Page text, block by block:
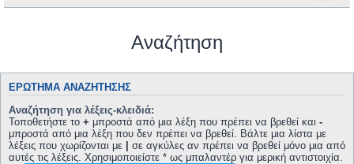
Αναζήτηση
ΕΡΏΤΗΜΑ ΑΝΑΖΉΤΗΣΗΣ
Αναζήτηση για λέξεις-κλειδιά:
Τοποθετήστε το + μπροστά από μια λέξη που πρέπει να βρεθεί και -
μπροστά από μια λέξη που δεν πρέπει να βρεθεί. Βάλτε μια λίστα με
λέξεις που χωρίζονται με | σε αγκύλες αν πρέπει να βρεθεί μόνο μια από
αυτές τις λέξεις. Χρησιμοποιείστε * ως μπαλαντέρ για μερική αντιστοιχία.